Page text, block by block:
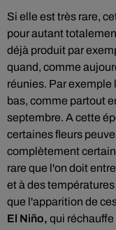
Si elle est très rare,
pour autant
déjà produit par
quand, comme
réunies. Par exemple
bas, comme partout
septembre. A cette
certaines fleurs
complètement
rare que l'on doit
et à des
que l'apparition de
El Niño, qui